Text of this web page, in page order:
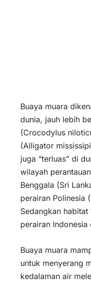
Buaya muara
dunia, jauh lebih
(Crocodylus
(Alligator
juga “terluas” di
wilayah
Benggala (Sri
perairan Polinesia
Sedangkan
perairan Indonesia
Buaya muara
untuk menyerang
kedalaman air